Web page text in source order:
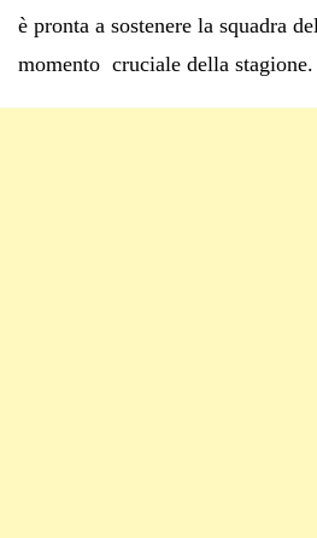
è pronta a sostenere la squadra
momento cruciale della stagione.